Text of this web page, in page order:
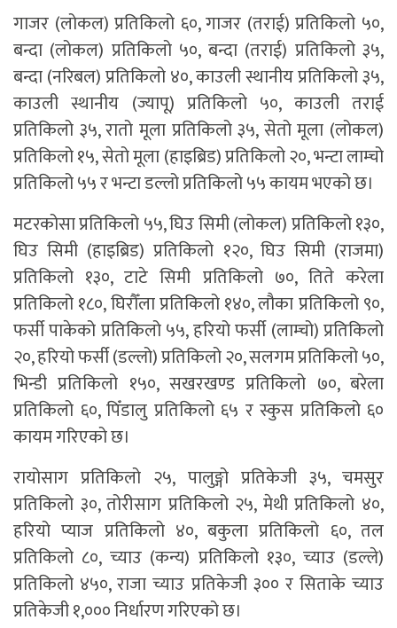
गाजर (लोकल) प्रतिकिलो ६०, गाजर (तराई) प्रतिकिलो ५०,
बन्दा (लोकल) प्रतिकिलो ५०, बन्दा (तराई) प्रतिकिलो ३५,
बन्दा (नरिबल) प्रतिकिलो ४०, काउली स्थानीय प्रतिकिलो ३५,
काउली स्थानीय (ज्यापू) प्रतिकिलो ५०, काउली तराई
प्रतिकिलो ३५, रातो मूला प्रतिकिलो ३५, सेतो मूला (लोकल)
प्रतिकिलो १५, सेतो मूला (हाइब्रिड) प्रतिकिलो २०, भन्टा लाम्चो
प्रतिकिलो ५५ र भन्टा डल्लो प्रतिकिलो ५५ कायम भएको छ।
मटरकोसा प्रतिकिलो ५५, घिउ सिमी (लोकल) प्रतिकिलो १३०,
घिउ सिमी (हाइब्रिड) प्रतिकिलो १२०, घिउ सिमी (राजमा)
प्रतिकिलो १३०, टाटे सिमी प्रतिकिलो ७०, तिते करेला
प्रतिकिलो १८०, घिरौँला प्रतिकिलो १४०, लौका प्रतिकिलो ९०,
फर्सी पाकेको प्रतिकिलो ५५, हरियो फर्सी (लाम्चो) प्रतिकिलो
२०, हरियो फर्सी (डल्लो) प्रतिकिलो २०, सलगम प्रतिकिलो ५०,
भिन्डी प्रतिकिलो १५०, सखरखण्ड प्रतिकिलो ७०, बरेला
प्रतिकिलो ६०, पिँडालु प्रतिकिलो ६५ र स्कुस प्रतिकिलो ६०
कायम गरिएको छ।
रायोसाग प्रतिकिलो २५, पालुङ्गो प्रतिकेजी ३५, चमसुर
प्रतिकिलो ३०, तोरीसाग प्रतिकिलो २५, मेथी प्रतिकिलो ४०,
हरियो प्याज प्रतिकिलो ४०, बकुला प्रतिकिलो ६०, तल
प्रतिकिलो ८०, च्याउ (कन्य) प्रतिकिलो १३०, च्याउ (डल्ले)
प्रतिकिलो ४५०, राजा च्याउ प्रतिकेजी ३०० र सिताके च्याउ
प्रतिकेजी १,००० निर्धारण गरिएको छ।